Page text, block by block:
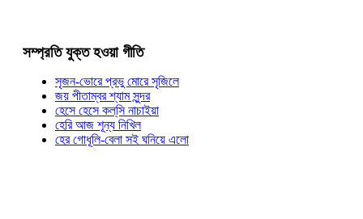
সম্প্রতি যুক্ত হওয়া গীতি
সৃজন-ভোরে প্রভু মোরে সৃজিলে
জয় পীতাম্বর শ্যাম সুন্দর
হেসে হেসে কল্‌সি নাচাইয়া
হেরি আজ শূন্য নিখিল
হের গোধূলি-বেলা সই ঘনিয়ে এলো